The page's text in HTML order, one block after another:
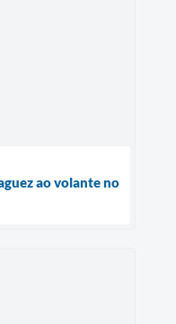
ao volante no